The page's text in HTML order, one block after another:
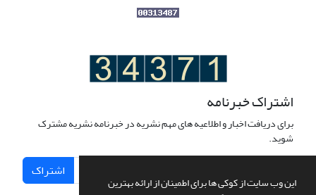
این وب سایت از کوکی ها برای اطمینان از ارائه بهترین
اشتراک خبرنامه
برای دریافت اخبار و اطلاعیه های مهم نشریه در خبرنامه نشریه مشترک
شوید.
اشتراک